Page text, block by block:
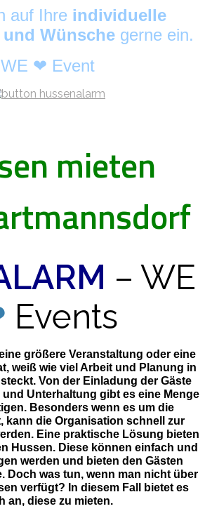
auf Ihre individuelle
Wünsche gerne ein.
WE ❤ Event
mieten
– WE
Events
größere Veranstaltung oder eine
weiß wie viel Arbeit und Planung in
Von der Einladung der Gäste
Unterhaltung gibt es eine Menge
Besonders wenn es um die
kann die Organisation schnell zur
Eine praktische Lösung bieten
Hussen. Diese können einfach und
werden und bieten den Gästen
Doch was tun, wenn man nicht über
verfügt? In diesem Fall bietet es
an, diese zu mieten.